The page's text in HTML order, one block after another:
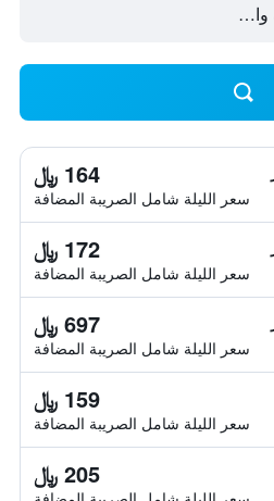
164 ﷼
سعر الليلة شامل الصريبة المضافة
172 ﷼
سعر الليلة شامل الصريبة المضافة
697 ﷼
سعر الليلة شامل الصريبة المضافة
159 ﷼
سعر الليلة شامل الصريبة المضافة
205 ﷼